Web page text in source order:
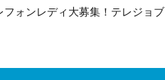
フォンレディ大募集！テレジョブ